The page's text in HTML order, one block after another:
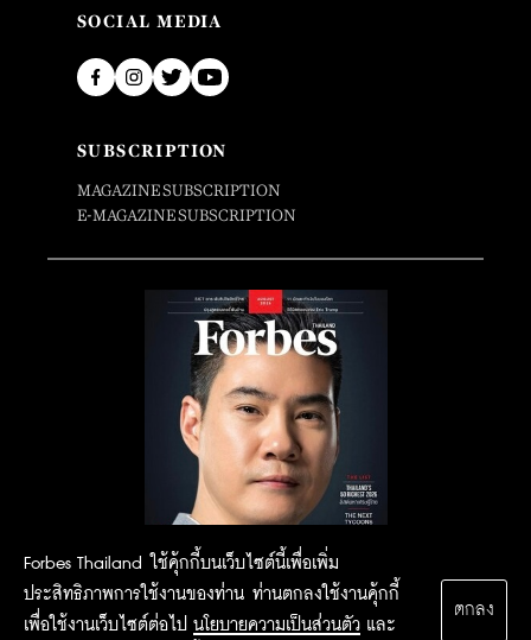
Forbes Thailand ใช้คุ้กกี้บนเว็บไซต์นี้เพื่อเพิ่ม
ประสิทธิภาพการใช้งานของท่าน ท่านตกลงใช้งานคุ้กกี้
เพื่อใช้งานเว็บไซต์ต่อไป นโยบายความเป็นส่วนตัว และ
ตกลง
SOCIAL MEDIA
SUBSCRIPTION
MAGAZINE SUBSCRIPTION
E-MAGAZINE SUBSCRIPTION